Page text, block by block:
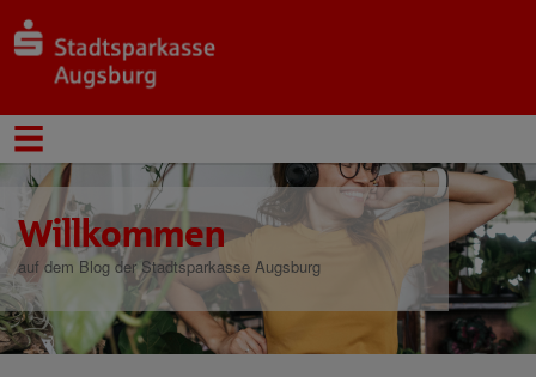
Willkommen
auf dem Blog der Stadtsparkasse Augsburg